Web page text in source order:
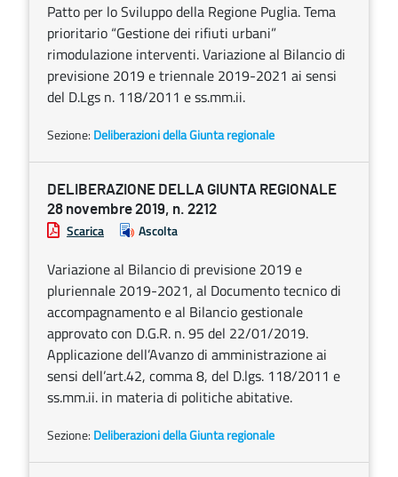
Patto per lo Sviluppo della Regione Puglia. Tema
prioritario “Gestione dei rifiuti urbani”
rimodulazione interventi. Variazione al Bilancio di
previsione 2019 e triennale 2019-2021 ai sensi
del D.Lgs n. 118/2011 e ss.mm.ii.
Sezione: Deliberazioni della Giunta regionale
DELIBERAZIONE DELLA GIUNTA REGIONALE
28 novembre 2019, n. 2212
Scarica Ascolta
Variazione al Bilancio di previsione 2019 e
pluriennale 2019-2021, al Documento tecnico di
accompagnamento e al Bilancio gestionale
approvato con D.G.R. n. 95 del 22/01/2019.
Applicazione dell’Avanzo di amministrazione ai
sensi dell’art.42, comma 8, del D.lgs. 118/2011 e
ss.mm.ii. in materia di politiche abitative.
Sezione: Deliberazioni della Giunta regionale